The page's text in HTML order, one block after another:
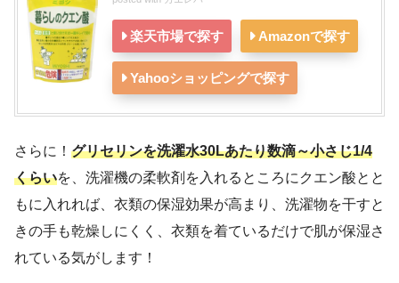
楽天市場で探す Amazonで探す
Yahooショッピングで探す
さらに！ グリセリンを洗濯水30Lあたり数滴～小さじ1/4
くらいを、洗濯機の柔軟剤を入れるところにクエン酸とと
もに入れれば、衣類の保湿効果が高まり、洗濯物を干すと
きの手も乾燥しにくく、衣類を着ているだけで肌が保湿さ
れている気がします！